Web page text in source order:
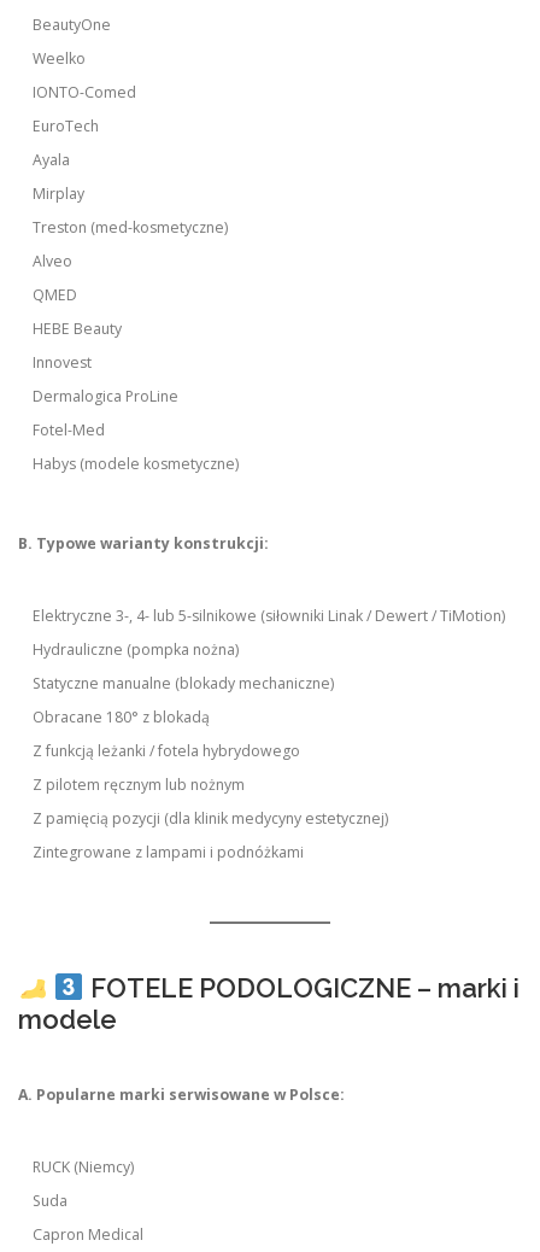
BeautyOne
Weelko
IONTO-Comed
EuroTech
Ayala
Mirplay
Treston (med-kosmetyczne)
Alveo
QMED
HEBE Beauty
Innovest
Dermalogica ProLine
Fotel-Med
Habys (modele kosmetyczne)
B. Typowe warianty konstrukcji:
Elektryczne 3-, 4- lub 5-silnikowe (siłowniki Linak / Dewert / TiMotion)
Hydrauliczne (pompka nożna)
Statyczne manualne (blokady mechaniczne)
Obracane 180° z blokadą
Z funkcją leżanki / fotela hybrydowego
Z pilotem ręcznym lub nożnym
Z pamięcią pozycji (dla klinik medycyny estetycznej)
Zintegrowane z lampami i podnóżkami
FOTELE PODOLOGICZNE – marki i
modele
A. Popularne marki serwisowane w Polsce:
RUCK (Niemcy)
Suda
Capron Medical